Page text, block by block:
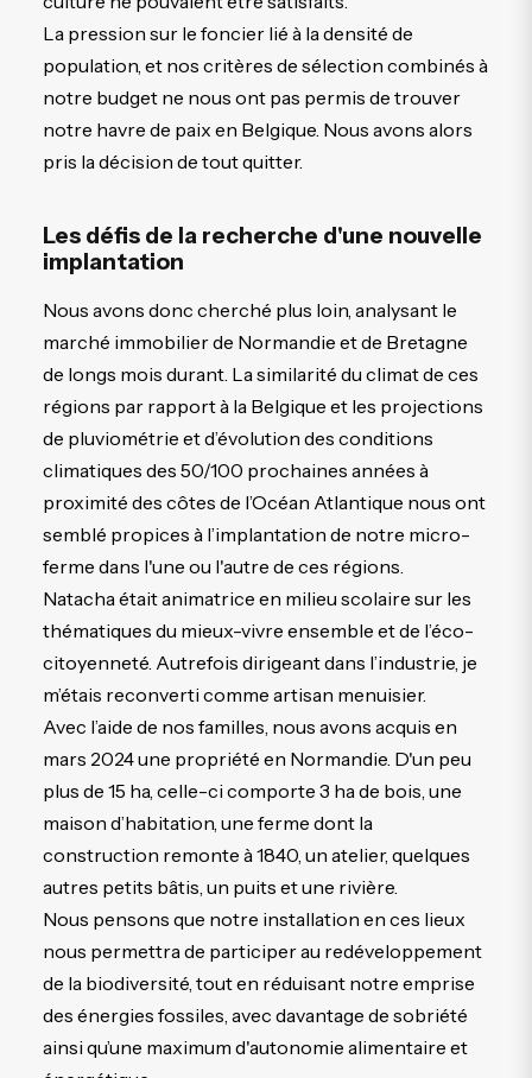
La pression sur le foncier lié à la densité de
population, et nos critères de sélection combinés à
notre budget ne nous ont pas permis de trouver
notre havre de paix en Belgique. Nous avons alors
pris la décision de tout quitter.
Les défis de la recherche d'une nouvelle
implantation
Nous avons donc cherché plus loin, analysant le
marché immobilier de Normandie et de Bretagne
de longs mois durant. La similarité du climat de ces
régions par rapport à la Belgique et les projections
de pluviométrie et d’évolution des conditions
climatiques des 50/100 prochaines années à
proximité des côtes de l’Océan Atlantique nous ont
semblé propices à l’implantation de notre micro-
ferme dans l'une ou l'autre de ces régions.
Natacha était animatrice en milieu scolaire sur les
thématiques du mieux-vivre ensemble et de l’éco-
citoyenneté. Autrefois dirigeant dans l’industrie, je
m’étais reconverti comme artisan menuisier.
Avec l’aide de nos familles, nous avons acquis en
mars 2024 une propriété en Normandie. D'un peu
plus de 15 ha, celle-ci comporte 3 ha de bois, une
maison d’habitation, une ferme dont la
construction remonte à 1840, un atelier, quelques
autres petits bâtis, un puits et une rivière.
Nous pensons que notre installation en ces lieux
nous permettra de participer au redéveloppement
de la biodiversité, tout en réduisant notre emprise
des énergies fossiles, avec davantage de sobriété
ainsi qu’une maximum d'autonomie alimentaire et